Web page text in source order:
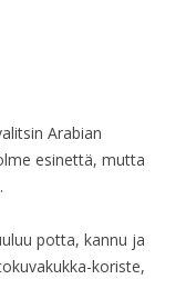
Arabian
esinettä, mutta
potta, kannu ja
koriste,